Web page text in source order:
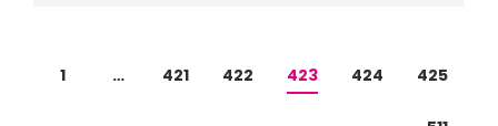
1 … 421 422 423 424 425